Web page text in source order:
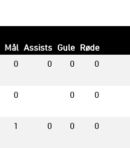
Mål Assists Gule Røde
0 0 0 0
0 0 0
1 0 0 0